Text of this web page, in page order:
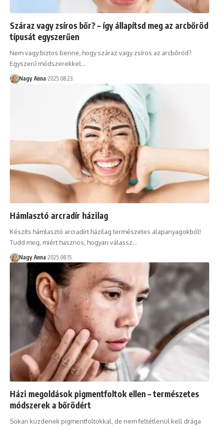
Száraz vagy zsíros bőr? – így állapítsd meg az arcbőröd
típusát egyszerűen
Nem vagy biztos benne, hogy száraz vagy zsíros az arcbőröd?
Egyszerű módszerekkel…
Nagy Anna 2025.08.23.
Hámlasztó arcradír házilag
Készíts hámlasztó arcradírt házilag természetes alapanyagokból!
Tudd meg, miért hasznos, hogyan válassz…
Nagy Anna 2025.08.15.
Házi megoldások pigmentfoltok ellen – természetes
módszerek a bőrödért
Sokan küzdenek pigmentfoltokkal, de nem feltétlenül kell drága